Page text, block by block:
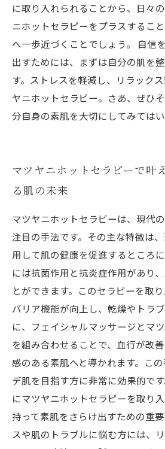
に取り入れられることから、日々
ニホットセラピーをプラスするこ
へ一歩近づくことでしょう。 自信
出すためには、まずは自分の肌を
す。ストレスを軽減し、リラック
ヤニホットセラピー。さあ、ぜひ
分自身の素肌を大切にしてみては
マツヤニホットセラピーで叶
る肌の未来
マツヤニホットセラピーは、現代
注目の手法です。その主な特徴は
用して肌の健康を促進するところ
には抗菌作用と抗炎症作用があり
とができます。このセラピーを取
バリア機能が向上し、乾燥やトラ
に、フェイシャルマッサージとマ
を組み合わせることで、血行が改
感のある素肌へと導かれます。こ
デ肌を目指す方に非常に効果的で
にマツヤニホットセラピーを取り
持って素肌をさらけ出すための重
スや肌のトラブルに悩む方には、